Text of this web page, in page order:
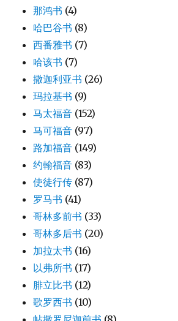
那鸿书 (4)
哈巴谷书 (8)
西番雅书 (7)
哈该书 (7)
撒迦利亚书 (26)
玛拉基书 (9)
马太福音 (152)
马可福音 (97)
路加福音 (149)
约翰福音 (83)
使徒行传 (87)
罗马书 (41)
哥林多前书 (33)
哥林多后书 (20)
加拉太书 (16)
以弗所书 (17)
腓立比书 (12)
歌罗西书 (10)